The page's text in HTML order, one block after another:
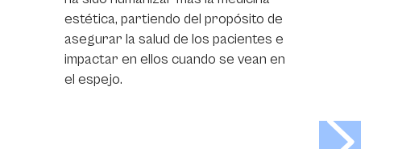
estética, partiendo del propósito de
asegurar la salud de los pacientes e
impactar en ellos cuando se vean en
el espejo.